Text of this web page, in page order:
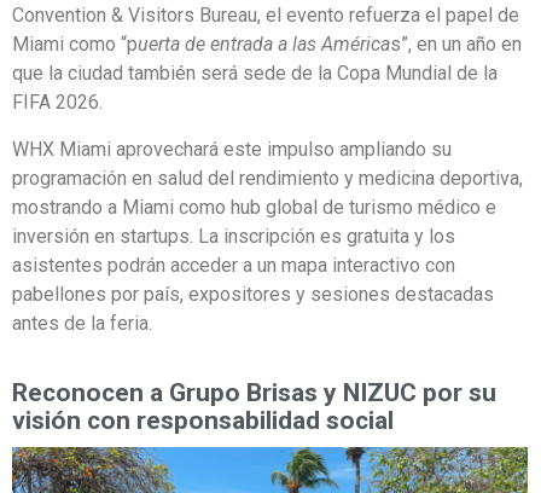
Convention & Visitors Bureau, el evento refuerza el papel de
Miami como “puerta de entrada a las Américas”, en un año en
que la ciudad también será sede de la Copa Mundial de la
FIFA 2026.
WHX Miami aprovechará este impulso ampliando su
programación en salud del rendimiento y medicina deportiva,
mostrando a Miami como hub global de turismo médico e
inversión en startups. La inscripción es gratuita y los
asistentes podrán acceder a un mapa interactivo con
pabellones por país, expositores y sesiones destacadas
antes de la feria.
Reconocen a Grupo Brisas y NIZUC por su
visión con responsabilidad social